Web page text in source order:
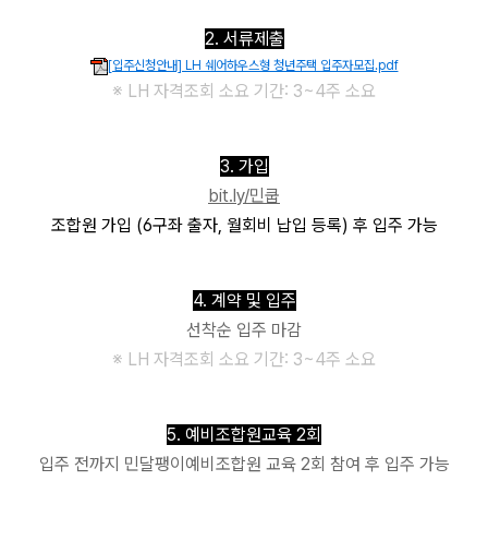
2. 서류제출
[입주신청안내] LH 쉐어하우스형 청년주택 입주자모집.pdf
※ LH 자격조회 소요 기간: 3~4주 소요
3. 가입
bit.ly/민쿱
조합원 가입 (6구좌 출자, 월회비 납입 등록) 후 입주 가능
4. 계약 및 입주
선착순 입주 마감
※ LH 자격조회 소요 기간: 3~4주 소요
5. 예비조합원교육 2회
입주 전까지 민달팽이예비조합원 교육 2회 참여 후 입주 가능